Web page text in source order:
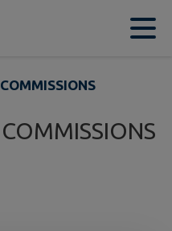
COMMISSIONS
COMMISSIONS